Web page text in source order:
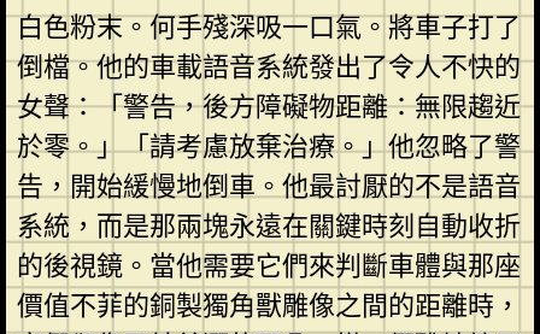
白色粉末。何手殘深吸一口氣。將車子打了
倒檔。他的車載語音系統發出了令人不快的
女聲：「警告，後方障礙物距離：無限趨近
於零。」「請考慮放棄治療。」他忽略了警
告，開始緩慢地倒車。他最討厭的不是語音
系統，而是那兩塊永遠在關鍵時刻自動收折
的後視鏡。當他需要它們來判斷車體與那座
價值不菲的銅製獨角獸雕像之間的距離時，